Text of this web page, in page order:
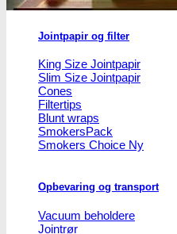
Jointpapir og filter
King Size Jointpapir
Slim Size Jointpapir
Cones
Filtertips
Blunt wraps
SmokersPack
Smokers Choice
Opbevaring og transport
Vacuum beholdere
Jointrør